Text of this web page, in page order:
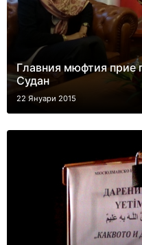
Главния мюфтия прие
Судан
22 Януари 2015